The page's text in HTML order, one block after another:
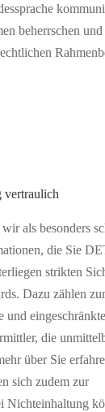
beherrschen und
vertraulich
als besonders
die Sie
strikten
Dazu zählen
und eingeschränkte
die
über Sie
sich zudem zur
Nichteinhaltung